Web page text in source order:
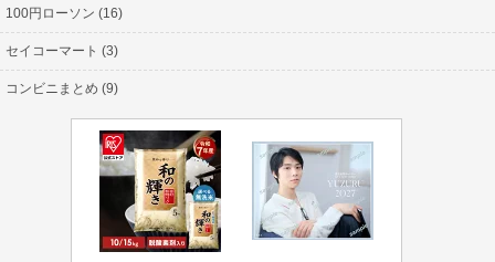
100円ローソン (16)
セイコーマート (3)
コンビニまとめ (9)